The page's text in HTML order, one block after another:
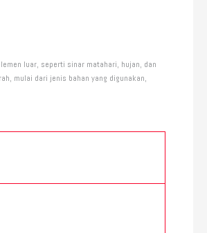
luar, seperti sinar matahari, hujan, dan
mulai dari jenis bahan yang digunakan,